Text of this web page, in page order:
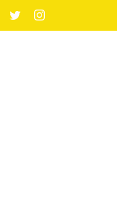
Facebook
TwitterInstagram